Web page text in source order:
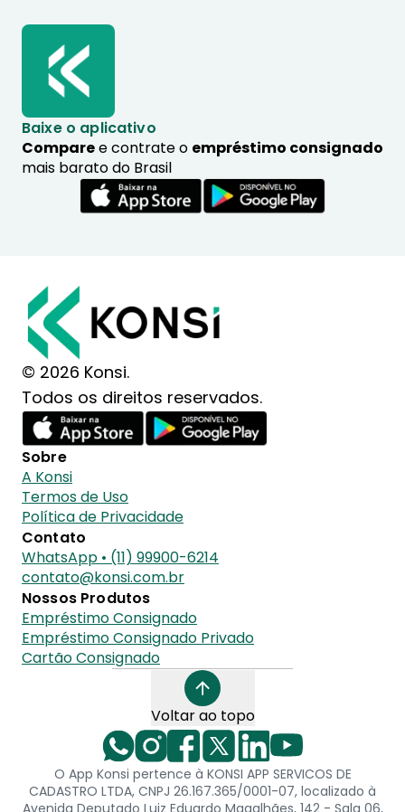
Baixe o aplicativo
Comparee contrate o empréstimo consignado
mais barato do Brasil
© 2026 Konsi.
Todos os direitos reservados.
Sobre
A Konsi
Termos de Uso
Política de Privacidade
Contato
WhatsApp • (11) 99900-6214
contato@konsi.com.br
Nossos Produtos
Empréstimo Consignado
Empréstimo Consignado Privado
Cartão Consignado
Voltar ao topo
O App Konsi pertence à KONSI APP SERVICOS DE
CADASTRO LTDA, CNPJ 26.167.365/0001-07, localizado à
Avenida Deputado Luiz Eduardo Magalhães, 142 - Sala 06,